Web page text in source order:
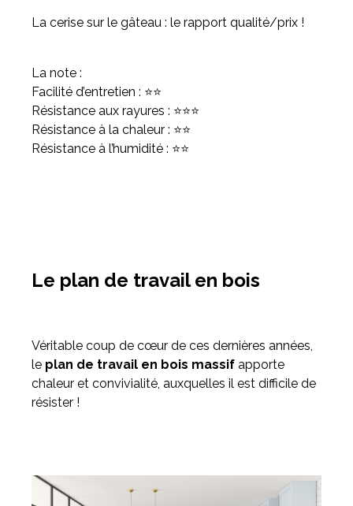
La cerise sur le gâteau : le rapport qualité/prix !
La note :
Facilité d’entretien : ⭐⭐
Résistance aux rayures : ⭐⭐⭐
Résistance à la chaleur : ⭐⭐
Résistance à l’humidité : ⭐⭐
Le plan de travail en bois
Véritable coup de cœur de ces dernières années,
le plan de travail en bois massif apporte
chaleur et convivialité, auxquelles il est difficile de
résister !